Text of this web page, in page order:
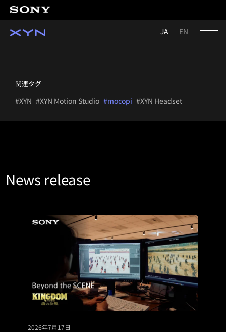
JA EN
関連タグ
#XYN #XYN Motion Studio #mocopi #XYN Headset
News release
2026年7月17日